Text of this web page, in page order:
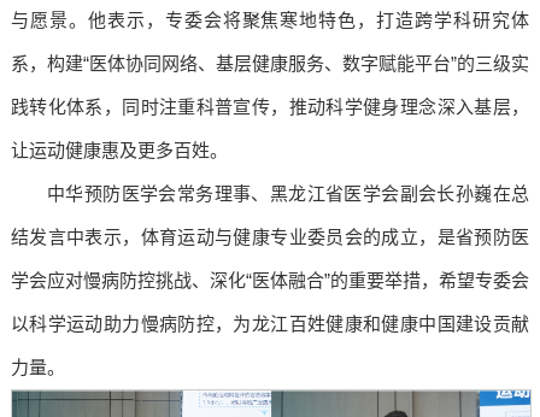
与愿景。他表示，专委会将聚焦寒地特色，打造跨学科研究体
系，构建“医体协同网络、基层健康服务、数字赋能平台”的三级实
践转化体系，同时注重科普宣传，推动科学健身理念深入基层，
让运动健康惠及更多百姓。
中华预防医学会常务理事、黑龙江省医学会副会长孙巍在总
结发言中表示，体育运动与健康专业委员会的成立，是省预防医
学会应对慢病防控挑战、深化“医体融合”的重要举措，希望专委会
以科学运动助力慢病防控，为龙江百姓健康和健康中国建设贡献
力量。